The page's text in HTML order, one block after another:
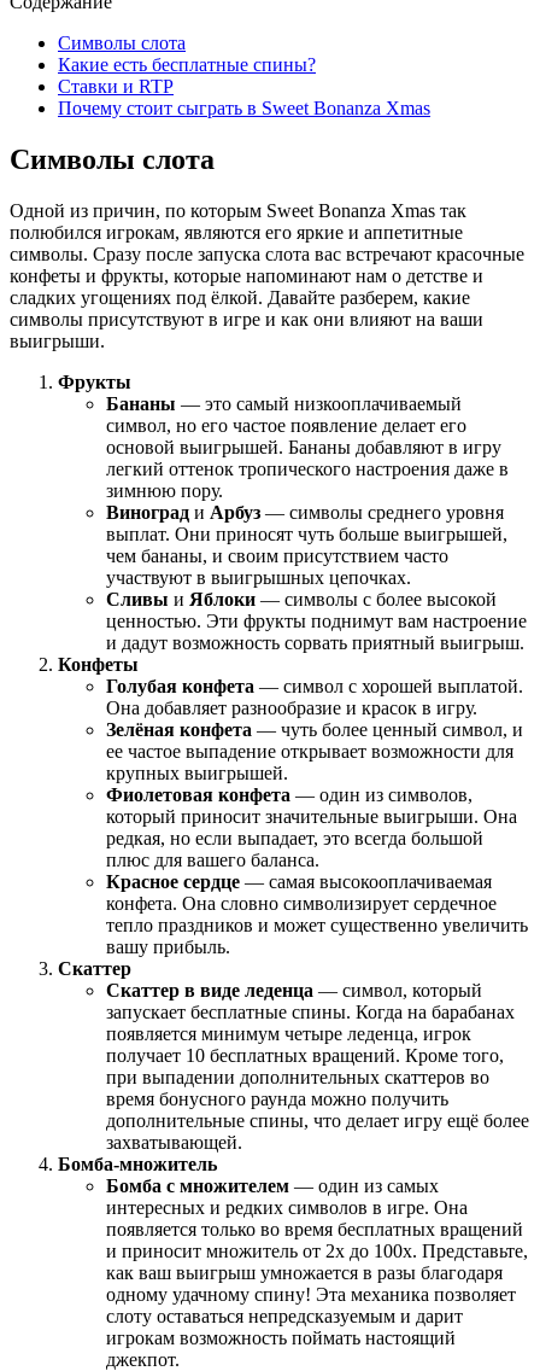
Символы слота
Какие есть бесплатные спины?
Ставки и RTP
Почему стоит сыграть в Sweet Bonanza Xmas
Символы слота
Одной из причин, по которым Sweet Bonanza Xmas так
полюбился игрокам, являются его яркие и аппетитные
символы. Сразу после запуска слота вас встречают красочные
конфеты и фрукты, которые напоминают нам о детстве и
сладких угощениях под ёлкой. Давайте разберем, какие
символы присутствуют в игре и как они влияют на ваши
выигрыши.
Фрукты
Бананы — это самый низкооплачиваемый
символ, но его частое появление делает его
основой выигрышей. Бананы добавляют в игру
легкий оттенок тропического настроения даже в
зимнюю пору.
Виноград и Арбуз — символы среднего уровня
выплат. Они приносят чуть больше выигрышей,
чем бананы, и своим присутствием часто
участвуют в выигрышных цепочках.
Сливы и Яблоки — символы с более высокой
ценностью. Эти фрукты поднимут вам настроение
и дадут возможность сорвать приятный выигрыш.
Конфеты
Голубая конфета — символ с хорошей выплатой.
Она добавляет разнообразие и красок в игру.
Зелёная конфета — чуть более ценный символ, и
ее частое выпадение открывает возможности для
крупных выигрышей.
Фиолетовая конфета — один из символов,
который приносит значительные выигрыши. Она
редкая, но если выпадает, это всегда большой
плюс для вашего баланса.
Красное сердце — самая высокооплачиваемая
конфета. Она словно символизирует сердечное
тепло праздников и может существенно увеличить
вашу прибыль.
Скаттер
Скаттер в виде леденца — символ, который
запускает бесплатные спины. Когда на барабанах
появляется минимум четыре леденца, игрок
получает 10 бесплатных вращений. Кроме того,
при выпадении дополнительных скаттеров во
время бонусного раунда можно получить
дополнительные спины, что делает игру ещё более
захватывающей.
Бомба-множитель
Бомба с множителем — один из самых
интересных и редких символов в игре. Она
появляется только во время бесплатных вращений
и приносит множитель от 2x до 100x. Представьте,
как ваш выигрыш умножается в разы благодаря
одному удачному спину! Эта механика позволяет
слоту оставаться непредсказуемым и дарит
игрокам возможность поймать настоящий
джекпот.